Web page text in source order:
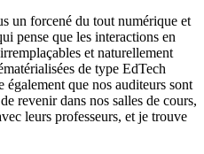
un forcené du tout numérique et
pense que les interactions en
et naturellement
de type EdTech
également que nos auditeurs sont
revenir dans nos salles de cours,
leurs professeurs, et je trouve